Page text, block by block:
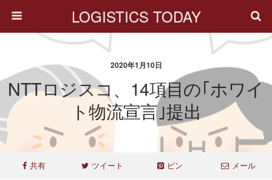
LOGISTICS TODAY
2020年1月10日
NTTロジスコ、14項目の｢ホワイ
ト物流宣言｣提出
共有 ツイート ピン メール